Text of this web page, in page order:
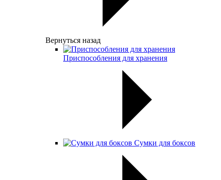
Вернуться назад
Приспособления для хранения
Сумки для боксов